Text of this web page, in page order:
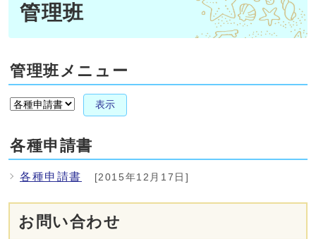
管理班
管理班メニュー
表示
各種申請書
各種申請書 [2015年12月17日]
お問い合わせ